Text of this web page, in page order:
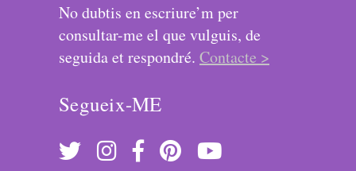
No dubtis en escriure’m per
consultar-me el que vulguis, de
seguida et respondré. Contacte >
Segueix-ME